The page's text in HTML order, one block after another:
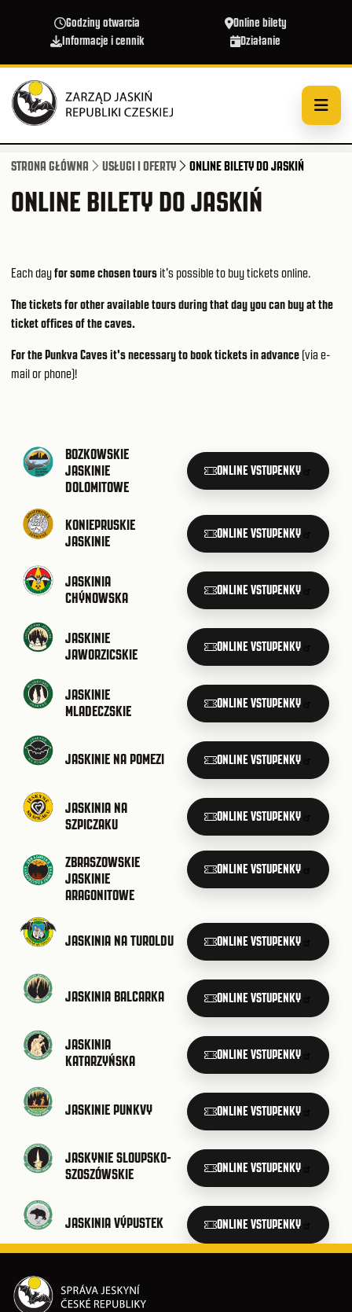
Godziny otwarcia
Online bilety
Informacje i cennik
Działanie
STRONA GŁÓWNA USŁUGI I OFERTY ONLINE BILETY DO JASKIŃ
ONLINE BILETY DO JASKIŃ
Each dayfor some chosen tours it's possible to buy tickets online.
The tickets for other available tours during that day you can buy at the
ticket offices of the caves.
For the Punkva Caves it's necessary to book tickets in advance (via e-
mail or phone)!
BOZKOWSKIE
JASKINIE
DOLOMITOWE
ONLINE VSTUPENKY
KONIEPRUSKIE
JASKINIE
ONLINE VSTUPENKY
JASKINIA
CHÝNOWSKA
ONLINE VSTUPENKY
JASKINIE
JAWORZICSKIE
ONLINE VSTUPENKY
JASKINIE
MLADECZSKIE
ONLINE VSTUPENKY
JASKINIE NA POMEZI ONLINE VSTUPENKY
JASKINIA NA
SZPICZAKU
ONLINE VSTUPENKY
ZBRASZOWSKIE
JASKINIE
ARAGONITOWE
ONLINE VSTUPENKY
JASKINIA NA TUROLDU ONLINE VSTUPENKY
JASKINIA BALCARKA ONLINE VSTUPENKY
JASKINIA
KATARZYŃSKA
ONLINE VSTUPENKY
JASKINIE PUNKVY ONLINE VSTUPENKY
JASKYNIE SLOUPSKO-
SZOSZÓWSKIE
ONLINE VSTUPENKY
JASKINIA VÝPUSTEK ONLINE VSTUPENKY